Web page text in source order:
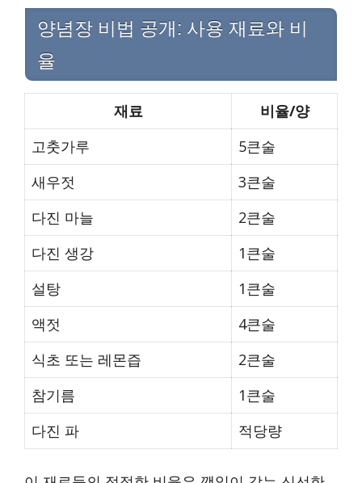
양념장 비법 공개: 사용 재료와 비
율
재료
비율/양
고춧가루
5큰술
새우젓
3큰술
다진 마늘
2큰술
다진 생강
1큰술
설탕
1큰술
액젓
4큰술
식초 또는 레몬즙
2큰술
참기름
1큰술
다진 파
적당량